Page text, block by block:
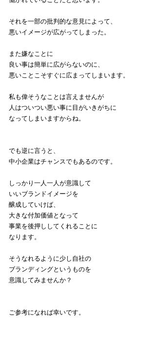
それを一部の批判的な意見によって、
悪いイメージが広がってしまった。
また嫌なことに
良い事は簡単に広がらないのに、
悪いことこそすぐに広まってしまいます。
私も偉そうなことは言えませんが
人はついつい悪い事に目がいきがちに
なってしまいますからね。
でも逆に言うと、
中小企業はチャンスでもあるのです。
しっかり一人一人が意識して
いいブランドイメージを
醸成していけば、
大きな付加価値となって
事業を後押ししてくれることに
なります。
そうなれるように少し自社の
ブランディングというものを
意識してみませんか？
ご参考になれば幸いです。